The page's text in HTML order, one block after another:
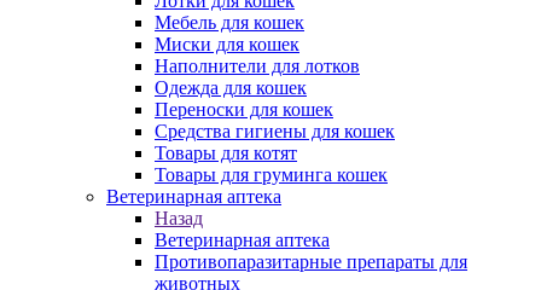
Мебель для кошек
Миски для кошек
Наполнители для лотков
Одежда для кошек
Переноски для кошек
Средства гигиены для кошек
Товары для котят
Товары для груминга кошек
Ветеринарная аптека
Назад
Ветеринарная аптека
Противопаразитарные препараты для
животных